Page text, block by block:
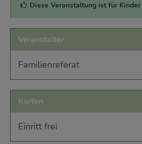
Diese Veranstaltung ist für
Veranstalter
Familienreferat
Karten
Einritt frei